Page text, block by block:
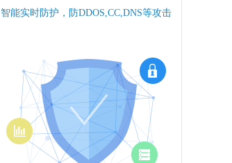
智能实时防护，防DDOS,CC,DNS等攻击